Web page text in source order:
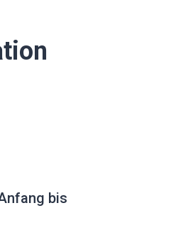
bis